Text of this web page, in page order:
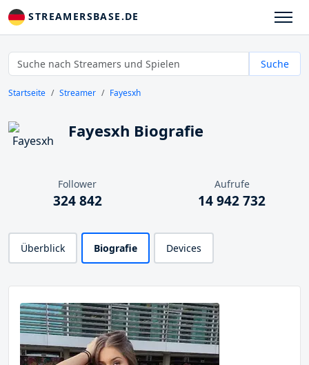
STREAMERSBASE.DE
Suche
Startseite Streamer Fayesxh
Fayesxh Biografie
Follower
324 842
Aufrufe
14 942 732
Überblick Biografie Devices